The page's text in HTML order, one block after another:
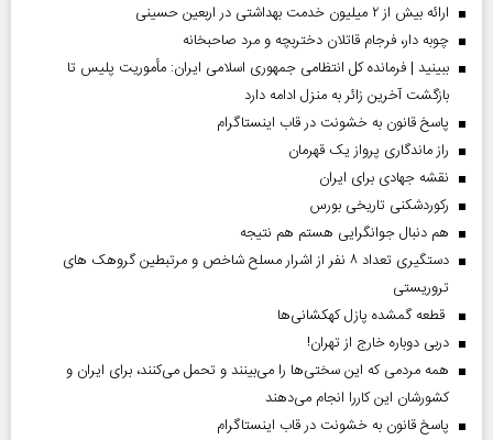
ارائه بیش از ۲ میلیون خدمت بهداشتی در اربعین حسینی
چوبه دار، فرجام قاتلان دختربچه و مرد صاحبخانه
ببینید | فرمانده کل انتظامی جمهوری اسلامی ایران­: مأموریت پلیس تا
بازگشت آخرین زائر به منزل ادامه دارد
پاسخ قانون به خشونت در قاب اینستاگرام
راز ماندگاری پرواز یک قهرمان
نقشه جهادی برای ایران
رکوردشکنی تاریخی بورس
هم دنبال جوانگرایی هستم هم نتیجه
دستگیری تعداد ۸ نفر از اشرار مسلح شاخص و مرتبطین گروهک های
تروریستی
قطعه گمشده پازل کهکشانی‌ها
دربی دوباره خارج از تهران!
همه مردمی که این سختی‌ها را می‌بینند و تحمل می‌کنند، برای ایران و
کشورشان این کاررا انجام می‌دهند
پاسخ قانون به خشونت در قاب اینستاگرام